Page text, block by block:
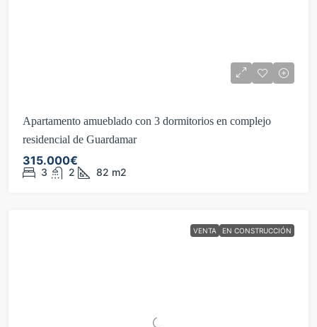
Apartamento amueblado con 3 dormitorios en complejo
residencial de Guardamar
315.000€
3 2 82 m2
VENTA EN CONSTRUCCIÓN